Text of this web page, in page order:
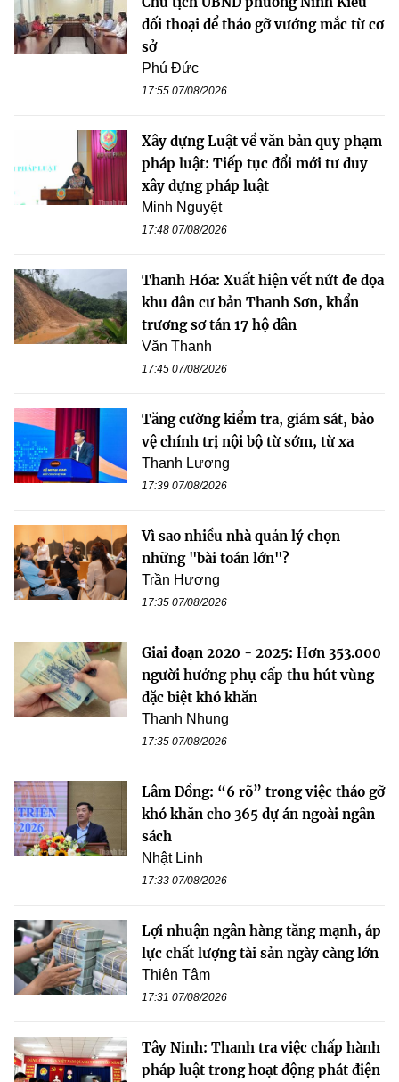
đối thoại để tháo gỡ vướng mắc từ cơ
sở
Phú Đức
17:55 07/08/2026
Xây dựng Luật về văn bản quy phạm
pháp luật: Tiếp tục đổi mới tư duy
xây dựng pháp luật
Minh Nguyệt
17:48 07/08/2026
Thanh Hóa: Xuất hiện vết nứt đe dọa
khu dân cư bản Thanh Sơn, khẩn
trương sơ tán 17 hộ dân
Văn Thanh
17:45 07/08/2026
Tăng cường kiểm tra, giám sát, bảo
vệ chính trị nội bộ từ sớm, từ xa
Thanh Lương
17:39 07/08/2026
Vì sao nhiều nhà quản lý chọn
những "bài toán lớn"?
Trần Hương
17:35 07/08/2026
Giai đoạn 2020 - 2025: Hơn 353.000
người hưởng phụ cấp thu hút vùng
đặc biệt khó khăn
Thanh Nhung
17:35 07/08/2026
Lâm Đồng: “6 rõ” trong việc tháo gỡ
khó khăn cho 365 dự án ngoài ngân
sách
Nhật Linh
17:33 07/08/2026
Lợi nhuận ngân hàng tăng mạnh, áp
lực chất lượng tài sản ngày càng lớn
Thiên Tâm
17:31 07/08/2026
Tây Ninh: Thanh tra việc chấp hành
pháp luật trong hoạt động phát điện